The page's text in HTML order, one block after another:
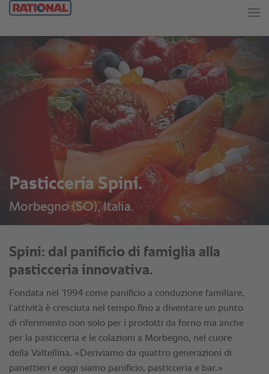
Pasticceria Spini.
Morbegno (SO), Italia.
Spini: dal panificio di famiglia alla
pasticceria innovativa.
Fondata nel 1994 come panificio a conduzione familiare,
l’attività è cresciuta nel tempo fino a diventare un punto
di riferimento non solo per i prodotti da forno ma anche
per la pasticceria e le colazioni a Morbegno, nel cuore
della Valtellina. «Deriviamo da quattro generazioni di
panettieri e oggi siamo panificio, pasticceria e bar.»